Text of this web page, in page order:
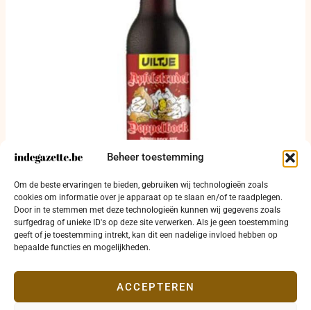
Beheer toestemming
Om de beste ervaringen te bieden, gebruiken wij technologieën zoals
cookies om informatie over je apparaat op te slaan en/of te raadplegen.
Door in te stemmen met deze technologieën kunnen wij gegevens zoals
surfgedrag of unieke ID's op deze site verwerken. Als je geen toestemming
geeft of je toestemming intrekt, kan dit een nadelige invloed hebben op
bepaalde functies en mogelijkheden.
ACCEPTEREN
Waarschuwing van Albert Heijn
7 januari 2025